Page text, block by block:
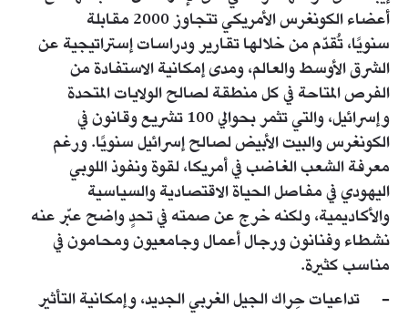
أعضاء الكونغرس الأمريكي تتجاوز 2000 مقابلة
سنويًا، تُقدّم من خلالها تقارير ودراسات إستراتيجية عن
الشرق الأوسط والعالم، ومدى إمكانية الاستفادة من
الفرص المتاحة في كل منطقة لصالح الولايات المتحدة
وإسرائيل، والتي تثمر بحوالي 100 تشريع وقانون في
الكونغرس والبيت الأبيض لصالح إسرائيل سنويًا. ورغم
معرفة الشعب الغاضب في أمريكا، لقوة ونفوذ اللوبي
اليهودي في مفاصل الحياة الاقتصادية والسياسية
والأكاديمية، ولكنه خرج عن صمته في تحدٍ واضح عبّر عنه
نشطاء وفنانون ورجال أعمال وجامعيون ومحامون في
مناسب كثيرة.
- تداعيات حِراك الجيل الغربي الجديد، وإمكانية التأثير